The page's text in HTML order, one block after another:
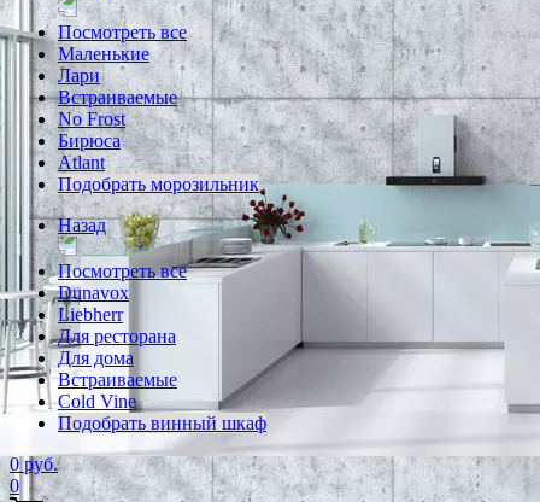
Посмотреть все
Маленькие
Лари
Встраиваемые
No Frost
Бирюса
Atlant
Подобрать морозильник
Назад
Посмотреть все
Dunavox
Liebherr
Для ресторана
Для дома
Встраиваемые
Cold Vine
Подобрать винный шкаф
0 руб.
0